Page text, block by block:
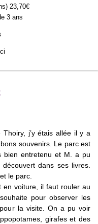
23,70€
3 ans
j’y étais allée il y a
souvenirs. Le parc est
bien entretenu et M. a pu
dans ses livres.
le parc.
en voiture, il faut rouler au
pour observer les
la visite. On a pu voir
girafes et des